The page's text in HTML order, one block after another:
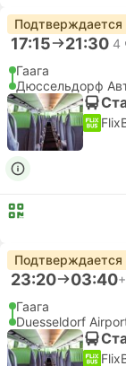
Подтверждается
17:15 21:30 4
Гаага
Дюссельдорф
Подтверждается
23:20 03:40
Гаага
Duesseldorf